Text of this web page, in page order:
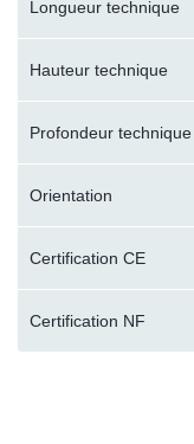
Longueur technique
Hauteur technique
Profondeur technique
Orientation
Certification CE
Certification NF